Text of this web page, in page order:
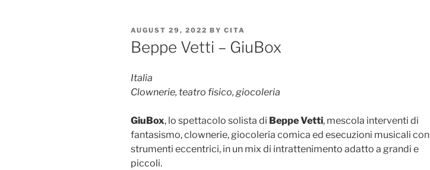
POSTED
ON
AUGUST 29, 2022 BY CITA
Beppe Vetti – GiuBox
Italia
Clownerie, teatro fisico, giocoleria
GiuBox, lo spettacolo solista di Beppe Vetti, mescola interventi di
fantasismo, clownerie, giocoleria comica ed esecuzioni musicali con
strumenti eccentrici, in un mix di intrattenimento adatto a grandi e
piccoli.